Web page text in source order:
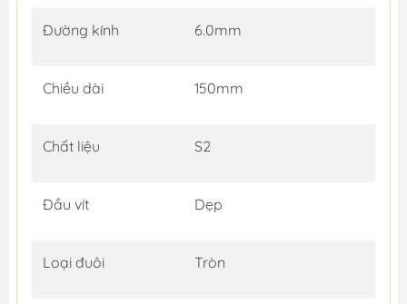
Đường kính 6.0mm
Chiều dài 150mm
Chất liệu S2
Đầu vít Dẹp
Loại đuôi Tròn